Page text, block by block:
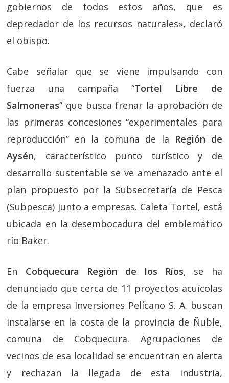
gobiernos de todos estos años, que es
depredador de los recursos naturales», declaró
el obispo.
Cabe señalar que se viene impulsando con
fuerza una campaña “Tortel Libre de
Salmoneras” que busca frenar la aprobación de
las primeras concesiones “experimentales para
reproducción” en la comuna de la Región de
Aysén, característico punto turístico y de
desarrollo sustentable se ve amenazado ante el
plan propuesto por la Subsecretaría de Pesca
(Subpesca) junto a empresas. Caleta Tortel, está
ubicada en la desembocadura del emblemático
río Baker.
En Cobquecura Región de los Ríos, se ha
denunciado que cerca de 11 proyectos acuícolas
de la empresa Inversiones Pelícano S. A. buscan
instalarse en la costa de la provincia de Ñuble,
comuna de Cobquecura. Agrupaciones de
vecinos de esa localidad se encuentran en alerta
y rechazan la llegada de esta industria,